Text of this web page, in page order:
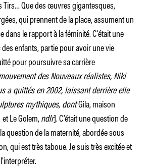
Tirs… Que des œuvres gigantesques,
qui prennent de la place, assument un
dans le rapport à la féminité. C’était une
enfants, partie pour avoir une vie
pour poursuivre sa carrière
des Nouveaux réalistes, Niki
a quittés en 2002, laissant derrière elle
mythiques, dontGila, maison
et Le Golem,ndlr]. C’était une question de
question de la maternité, abordée sous
qui est très taboue. Je suis très excitée et